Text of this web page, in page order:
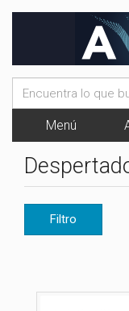
Menú
Filtro